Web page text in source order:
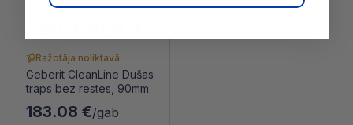
Ražotāja noliktavā
Geberit CleanLine Dušas
traps bez restes, 90mm
183.08 €/gab